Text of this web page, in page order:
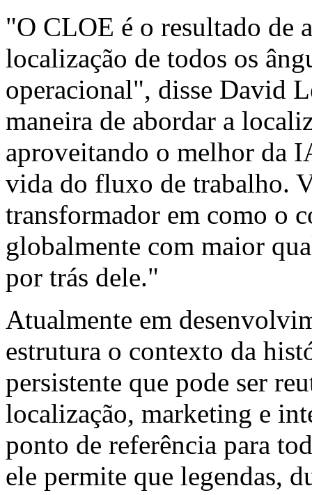
"O CLOE é o resultado de
localização de todos os
operacional", disse David
maneira de abordar a
aproveitando o melhor da
vida do fluxo de trabalho.
transformador em como o
globalmente com maior
por trás dele."
Atualmente em
estrutura o contexto da
persistente que pode ser
localização, marketing e
ponto de referência para
ele permite que legendas,